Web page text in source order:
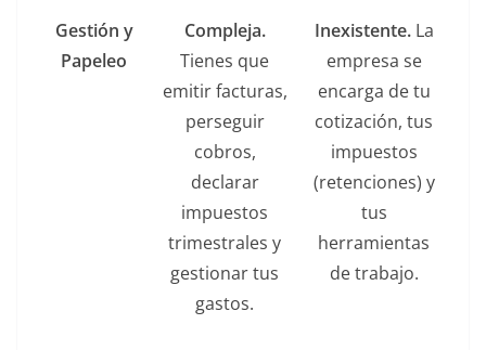
Gestión y
Papeleo
Compleja.
Tienes que
emitir facturas,
perseguir
cobros,
declarar
impuestos
trimestrales y
gestionar tus
gastos.
Inexistente.La
empresa se
encarga de tu
cotización, tus
impuestos
(retenciones) y
tus
herramientas
de trabajo.